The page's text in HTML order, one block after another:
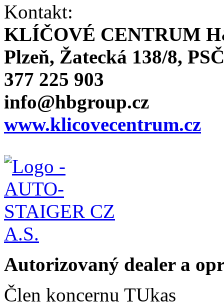
Kontakt:
KLÍČOVÉ CENTRUM
Plzeň, Žatecká 138/8,
377 225 903
info@hbgroup.cz
www.klicovecentrum.cz
Autorizovaný dealer a
Člen koncernu TUkas